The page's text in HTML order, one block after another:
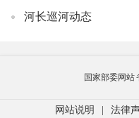
河长巡河动态
国家部委网站
网站说明 | 法律